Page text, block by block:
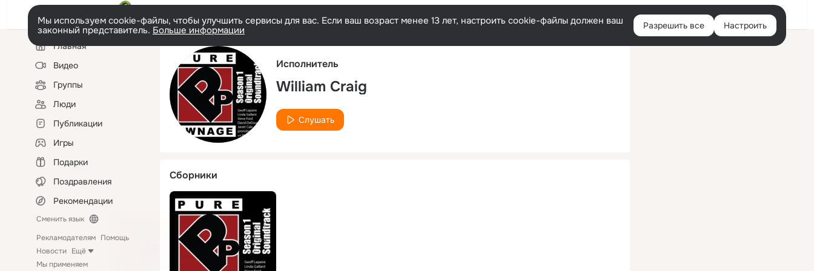
Русский Войти
Мы используем cookie-файлы, чтобы улучшить сервисы для вас. Если ваш возраст менее 13 лет, настроить cookie-файлы должен ваш
законный представитель. Больше информации Разрешить все Настроить
Левая
колонкаГлавная
Видео
Группы
Люди
Публикации
Игры
Подарки
Поздравления
Рекомендации
Сменить язык
Рекламодателям Помощь
Новости Ещё
Мы применяем
Исполнитель
William Craig
Слушать
Сборники